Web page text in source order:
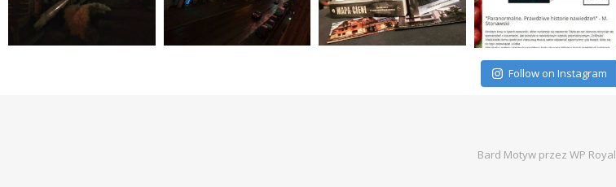
Follow on Instagram
Bard Motyw przez WP Royal